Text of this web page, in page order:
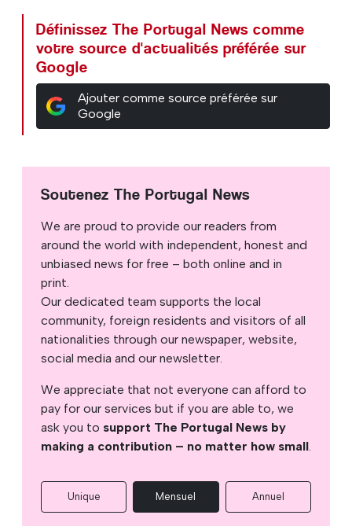
Définissez The Portugal News comme
votre source d'actualités préférée sur
Google
Ajouter comme source préférée sur
Google
Soutenez The Portugal News
We are proud to provide our readers from
around the world with independent, honest and
unbiased news for free – both online and in
print.
Our dedicated team supports the local
community, foreign residents and visitors of all
nationalities through our newspaper, website,
social media and our newsletter.
We appreciate that not everyone can afford to
pay for our services but if you are able to, we
ask you to support The Portugal News by
making a contribution – no matter how small.
Unique Mensuel Annuel